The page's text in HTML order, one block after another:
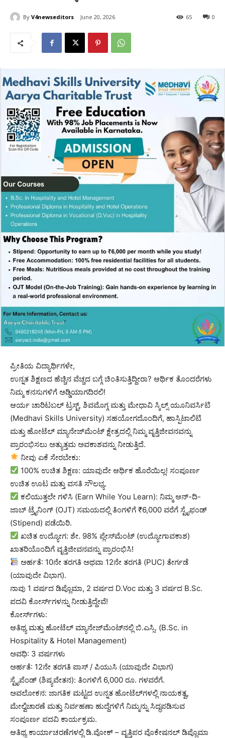
By V4newseditors June 20, 2026 0
65
ಪ್ರೀತಿಯ ವಿದ್ಯಾರ್ಥಿಗಳೇ,
ಉನ್ನತ ಶಿಕ್ಷಣದ ಹೆಚ್ಚಿನ ವೆಚ್ಚದ ಬಗ್ಗೆ ಚಿಂತಿಸುತ್ತಿದ್ದೀರಾ? ಆರ್ಥಿಕ ತೊಂದರೆಗಳು
ನಿಮ್ಮ ಕನಸುಗಳಿಗೆ ಅಡ್ಡಿಯಾಗದಿರಲಿ!
ಆರ್ಯ ಚಾರಿಟಬಲ್ ಟ್ರಸ್ಟ್, ಶಿವಮೊಗ್ಗ ಮತ್ತು ಮೇಧಾವಿ ಸ್ಕಿಲ್ಸ್ ಯೂನಿವರ್ಸಿಟಿ
(Medhavi Skills University) ಸಹಯೋಗದೊಂದಿಗೆ, ಹಾಸ್ಪಿಟಾಲಿಟಿ
ಮತ್ತು ಹೋಟೆಲ್ ಮ್ಯಾನೇಜ್‌ಮೆಂಟ್ ಕ್ಷೇತ್ರದಲ್ಲಿ ನಿಮ್ಮ ವೃತ್ತಿಜೀವನವನ್ನು
ಪ್ರಾರಂಭಿಸಲು ಅತ್ಯುತ್ತಮ ಅವಕಾಶವನ್ನು ನೀಡುತ್ತಿದೆ.
ನೀವು ಏಕೆ ಸೇರಬೇಕು:
100% ಉಚಿತ ಶಿಕ್ಷಣ: ಯಾವುದೇ ಆರ್ಥಿಕ ಹೊರೆಯಿಲ್ಲ! ಸಂಪೂರ್ಣ
ಉಚಿತ ಊಟ ಮತ್ತು ವಸತಿ ಸೌಲಭ್ಯ.
ಕಲಿಯುತ್ತಲೇ ಗಳಿಸಿ (Earn While You Learn): ನಿಮ್ಮ ಆನ್-ದಿ-
ಜಾಬ್ ಟ್ರೈನಿಂಗ್ (OJT) ಸಮಯದಲ್ಲಿ ತಿಂಗಳಿಗೆ ₹6,000 ವರೆಗೆ ಸ್ಟೈಫಂಡ್
(Stipend) ಪಡೆಯಿರಿ.
ಖಚಿತ ಉದ್ಯೋಗ: ಶೇ. 98% ಪ್ಲೇಸ್‌ಮೆಂಟ್ (ಉದ್ಯೋಗಾವಕಾಶ)
ಖಾತರಿಯೊಂದಿಗೆ ವೃತ್ತಿಜೀವನವನ್ನು ಪ್ರಾರಂಭಿಸಿ!
ಅರ್ಹತೆ: 10ನೇ ತರಗತಿ ಅಥವಾ 12ನೇ ತರಗತಿ (PUC) ತೇರ್ಗಡೆ
(ಯಾವುದೇ ವಿಭಾಗ).
ನಾವು 1 ವರ್ಷದ ಡಿಪ್ಲೊಮಾ, 2 ವರ್ಷದ D.Voc ಮತ್ತು 3 ವರ್ಷದ B.Sc.
ಪದವಿ ಕೋರ್ಸ್‌ಗಳನ್ನು ನೀಡುತ್ತಿದ್ದೇವೆ!
ಕೋರ್ಸ್‌ಗಳು:
ಆತಿಥ್ಯ ಮತ್ತು ಹೋಟೆಲ್ ಮ್ಯಾನೇಜ್‌ಮೆಂಟ್‌ನಲ್ಲಿ ಬಿ.ಎಸ್ಸಿ. (B.Sc. in
Hospitality & Hotel Management)
ಅವಧಿ: 3 ವರ್ಷಗಳು
ಅರ್ಹತೆ: 12ನೇ ತರಗತಿ ಪಾಸ್ / ಪಿಯುಸಿ (ಯಾವುದೇ ವಿಭಾಗ)
ಸ್ಟೈಪೆಂಡ್ (ಶಿಷ್ಯವೇತನ): ತಿಂಗಳಿಗೆ 6,000 ರೂ. ಗಳವರೆಗೆ.
ಅವಲೋಕನ: ಜಾಗತಿಕ ಮಟ್ಟದ ಉನ್ನತ ಹೋಟೆಲ್‌ಗಳಲ್ಲಿ ನಾಯಕತ್ವ,
ಮೇಲ್ವಿಚಾರಣೆ ಮತ್ತು ನಿರ್ವಹಣಾ ಹುದ್ದೆಗಳಿಗೆ ನಿಮ್ಮನ್ನು ಸಿದ್ಧಪಡಿಸುವ
ಸಂಪೂರ್ಣ ಪದವಿ ಕಾರ್ಯಕ್ರಮ.
ಆತಿಥ್ಯ ಕಾರ್ಯಾಚರಣೆಗಳಲ್ಲಿ ಡಿ.ವೋಕ್ – ವೃತ್ತಿಪರ ವೊಕೇಷನಲ್ ಡಿಪ್ಲೊಮಾ